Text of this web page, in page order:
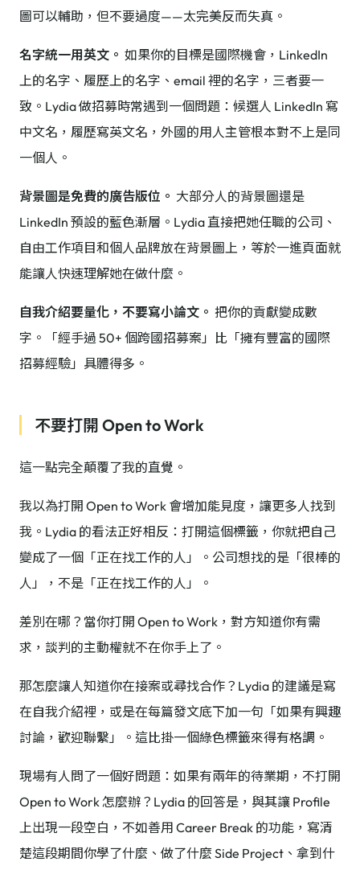
圖可以輔助，但不要過度——太完美反而失真。
名字統一用英文。 如果你的目標是國際機會，LinkedIn
上的名字、履歷上的名字、email 裡的名字，三者要一
致。Lydia 做招募時常遇到一個問題：候選人 LinkedIn 寫
中文名，履歷寫英文名，外國的用人主管根本對不上是同
一個人。
背景圖是免費的廣告版位。 大部分人的背景圖還是
LinkedIn 預設的藍色漸層。Lydia 直接把她任職的公司、
自由工作項目和個人品牌放在背景圖上，等於一進頁面就
能讓人快速理解她在做什麼。
自我介紹要量化，不要寫小論文。 把你的貢獻變成數
字。「經手過 50+ 個跨國招募案」比「擁有豐富的國際
招募經驗」具體得多。
不要打開 Open to Work
這一點完全顛覆了我的直覺。
我以為打開 Open to Work 會增加能見度，讓更多人找到
我。Lydia 的看法正好相反：打開這個標籤，你就把自己
變成了一個「正在找工作的人」。公司想找的是「很棒的
人」，不是「正在找工作的人」。
差別在哪？當你打開 Open to Work，對方知道你有需
求，談判的主動權就不在你手上了。
那怎麼讓人知道你在接案或尋找合作？Lydia 的建議是寫
在自我介紹裡，或是在每篇發文底下加一句「如果有興趣
討論，歡迎聯繫」。這比掛一個綠色標籤來得有格調。
現場有人問了一個好問題：如果有兩年的待業期，不打開
Open to Work 怎麼辦？Lydia 的回答是，與其讓 Profile
上出現一段空白，不如善用 Career Break 的功能，寫清
楚這段期間你學了什麼、做了什麼 Side Project、拿到什